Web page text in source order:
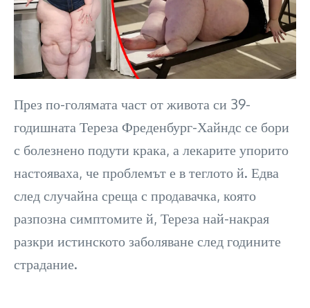
През по-голямата част от живота си 39-
годишната Тереза Фреденбург-Хайндс се бори
с болезнено подути крака, а лекарите упорито
настояваха, че проблемът е в теглото й. Едва
след случайна среща с продавачка, която
разпозна симптомите й, Тереза най-накрая
разкри истинското заболяване след годините
страдание.